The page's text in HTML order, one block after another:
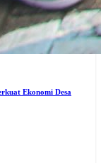
Ekonomi Desa